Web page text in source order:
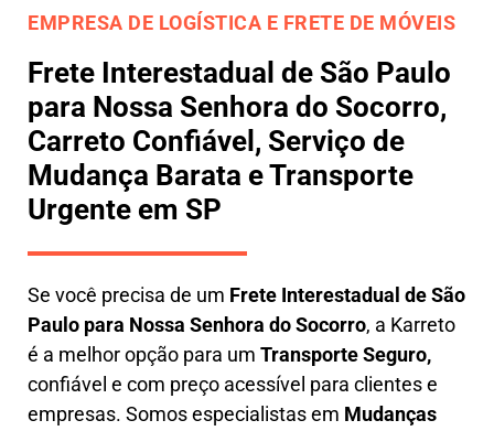
EMPRESA DE LOGÍSTICA E FRETE DE MÓVEIS
Frete Interestadual de São Paulo
para Nossa Senhora do Socorro,
Carreto Confiável, Serviço de
Mudança Barata e Transporte
Urgente em SP
Se você precisa de um Frete Interestadual de São
Paulo para Nossa Senhora do Socorro, a Karreto
é a melhor opção para um Transporte Seguro,
confiável e com preço acessível para clientes e
empresas. Somos especialistas em Mudanças